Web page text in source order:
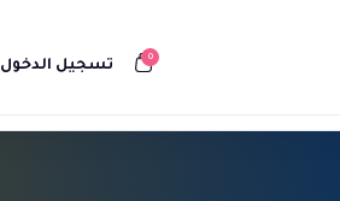
0
تسجيل الدخول